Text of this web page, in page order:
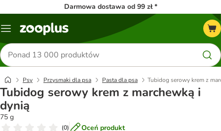
Darmowa dostawa od 99 zł *
Menu
Szukaj
produktów
Psy Przysmaki dla psa Pasta dla psa Tubidog serowy krem z
Tubidog serowy krem z marchewką i
dynią
75 g
(0) Oceń produkt